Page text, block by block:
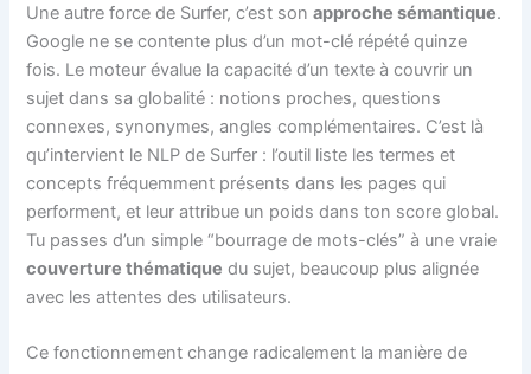
Une autre force de Surfer, c’est sonapproche sémantique.
Google ne se contente plus d’un mot-clé répété quinze
fois. Le moteur évalue la capacité d’un texte à couvrir un
sujet dans sa globalité : notions proches, questions
connexes, synonymes, angles complémentaires. C’est là
qu’intervient le NLP de Surfer : l’outil liste les termes et
concepts fréquemment présents dans les pages qui
performent, et leur attribue un poids dans ton score global.
Tu passes d’un simple “bourrage de mots-clés” à une vraie
couverture thématique du sujet, beaucoup plus alignée
avec les attentes des utilisateurs.
Ce fonctionnement change radicalement la manière de